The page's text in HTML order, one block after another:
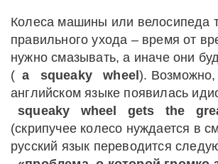
Колеса машины или велосипеда
правильного ухода – время от
нужно смазывать, а иначе они
( a squeaky wheel). Возможно,
английском языке появилась
squeaky
wheel gets the
(скрипучее колесо нуждается в
русский язык переводится